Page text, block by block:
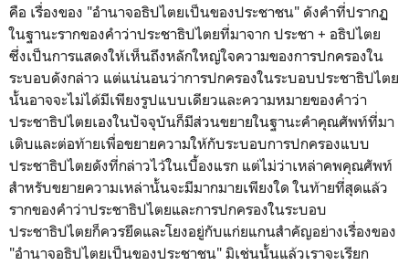
คือ เรื่องของ "อำนาจอธิปไตยเป็นของประชาชน" ดังคำที่ปรากฏ
ในฐานะรากของคำว่าประชาธิปไตยที่มาจาก ประชา + อธิปไตย
ซึ่งเป็นการแสดงให้เห็นถึงหลักใหญ่ใจความของการปกครองใน
ระบอบดังกล่าว แต่แน่นอนว่าการปกครองในระบอบประชาธิปไตย
นั้นอาจจะไม่ได้มีเพียงรูปแบบเดียวและความหมายของคำว่า
ประชาธิปไตยเองในปัจจุบันก็มีส่วนขยายในฐานะคำคุณศัพท์ที่มา
เติบและต่อท้ายเพื่อขยายความให้กับระบอบการปกครองแบบ
ประชาธิปไตยดังที่กล่าวไว้ในเบื้องแรก แต่ไม่ว่าเหล่าคพคุณศัพท์
สำหรับขยายความเหล่านั้นจะมีมากมายเพียงใด ในท้ายที่สุดแล้ว
รากของคำว่าประชาธิปไตยและการปกครองในระบอบ
ประชาธิปไตยก็ควรยึดและโยงอยู่กับแก่ยแกนสำคัญอย่างเรื่องของ
"อำนาจอธิปไตยเป็นของประชาชน" มิเช่นนั้นแล้วเราจะเรียก